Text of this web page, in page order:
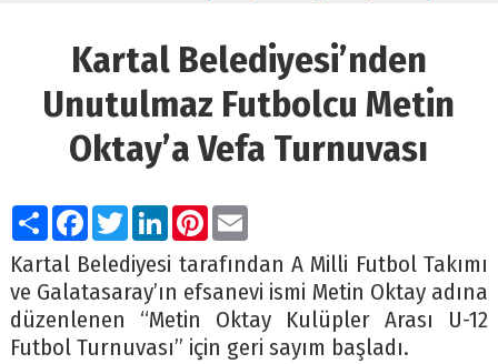
Kartal Belediyesi’nden
Unutulmaz Futbolcu Metin
Oktay’a Vefa Turnuvası
PaylaşFacebook
TwitterLinkedIn
Pinterest
Email
Kartal Belediyesi tarafından A Milli Futbol Takımı
ve Galatasaray’ın efsanevi ismi Metin Oktay adına
düzenlenen “Metin Oktay Kulüpler Arası U-12
Futbol Turnuvası” için geri sayım başladı.